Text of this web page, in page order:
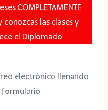
COMPLETAMENTE
conozcas las clases y
el Diplomado
electrónico llenando
formulario